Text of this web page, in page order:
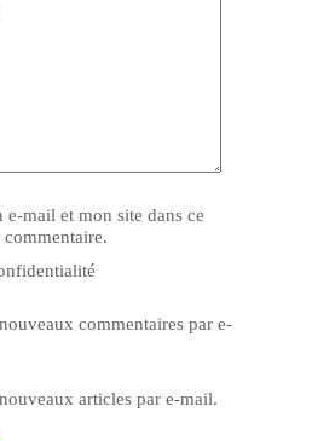
mail et mon site dans ce
commentaires par e-
articles par e-mail.